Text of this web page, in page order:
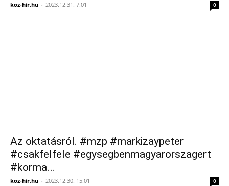
koz-hir.hu - 2023.12.31. 7:01 0
Az oktatásról. #mzp #markizaypeter
#csakfelfele #egysegbenmagyarorszagert
#korma…
koz-hir.hu - 2023.12.30. 15:01 0